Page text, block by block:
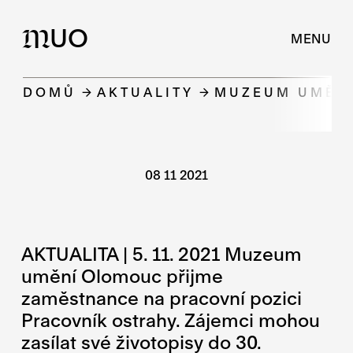
MUO MENU
DOMŮ AKTUALITY MUZEUM
08 11 2021
AKTUALITA | 5. 11. 2021 Muzeum
umění Olomouc přijme
zaměstnance na pracovní pozici
Pracovník ostrahy. Zájemci mohou
zasílat své životopisy do 30.